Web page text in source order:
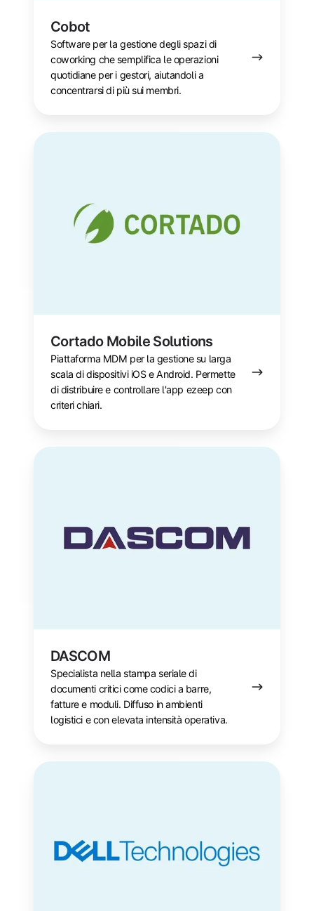
Cobot
Software per la gestione degli spazi di
coworking che semplifica le operazioni
quotidiane per i gestori, aiutandoli a
concentrarsi di più sui membri.
Cortado Mobile Solutions
Piattaforma MDM per la gestione su larga
scala di dispositivi iOS e Android. Permette
di distribuire e controllare l'app ezeep con
criteri chiari.
Cortado
DASCOM
Specialista nella stampa seriale di
documenti critici come codici a barre,
fatture e moduli. Diffuso in ambienti
logistici e con elevata intensità operativa.
DASCOM
Dell